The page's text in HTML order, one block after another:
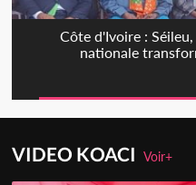
Côte d'Ivoire :
nationale
VIDEO KOACIVoir+